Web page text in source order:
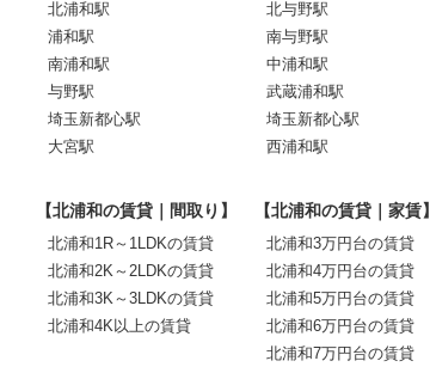
北浦和駅
浦和駅
南浦和駅
与野駅
埼玉新都心駅
大宮駅
北与野駅
南与野駅
中浦和駅
武蔵浦和駅
埼玉新都心駅
西浦和駅
【北浦和の賃貸｜間取り】
北浦和1R～1LDKの賃貸
北浦和2K～2LDKの賃貸
北浦和3K～3LDKの賃貸
北浦和4K以上の賃貸
【北浦和の賃貸｜家賃】
北浦和3万円台の賃貸
北浦和4万円台の賃貸
北浦和5万円台の賃貸
北浦和6万円台の賃貸
北浦和7万円台の賃貸